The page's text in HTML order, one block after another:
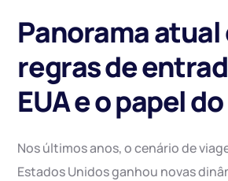
Panorama atual
regras de
EUA e o papel
Nos últimos anos, o cenário de
Estados Unidos ganhou novas